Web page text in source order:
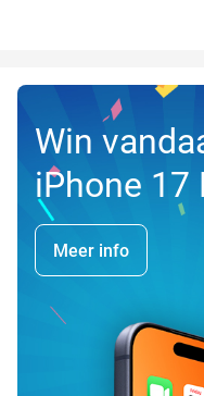
Win
iPhone 17
Meer info